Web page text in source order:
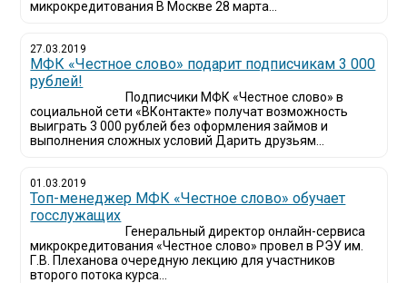
микрокредитования В Москве 28 марта...
27.03.2019
МФК «Честное слово» подарит подписчикам 3 000
рублей!
Подписчики МФК «Честное слово» в
социальной сети «ВКонтакте» получат возможность
выиграть 3 000 рублей без оформления займов и
выполнения сложных условий Дарить друзьям...
01.03.2019
Топ-менеджер МФК «Честное слово» обучает
госслужащих
Генеральный директор онлайн-сервиса
микрокредитования «Честное слово» провел в РЭУ им.
Г.В. Плеханова очередную лекцию для участников
второго потока курса...